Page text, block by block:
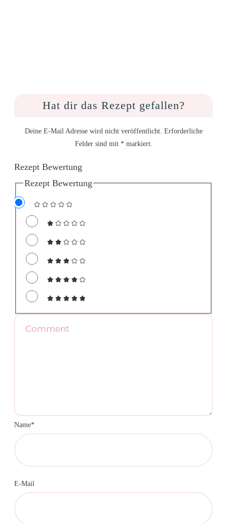
Hat dir das Rezept gefallen?
Deine E-Mail Adresse wird nicht veröffentlicht. Erforderliche
Felder sind mit * markiert.
Rezept Bewertung
Rezept Bewertung
Name*
E-Mail